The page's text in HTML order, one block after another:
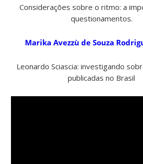
Considerações sobre o ritmo: a
questionamentos.
Marika Avezzù de Souza
Leonardo Sciascia: investigando
publicadas no Brasil